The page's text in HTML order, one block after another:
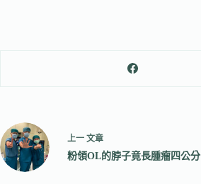
上一 文章
粉領OL的脖子竟長腫瘤四公分